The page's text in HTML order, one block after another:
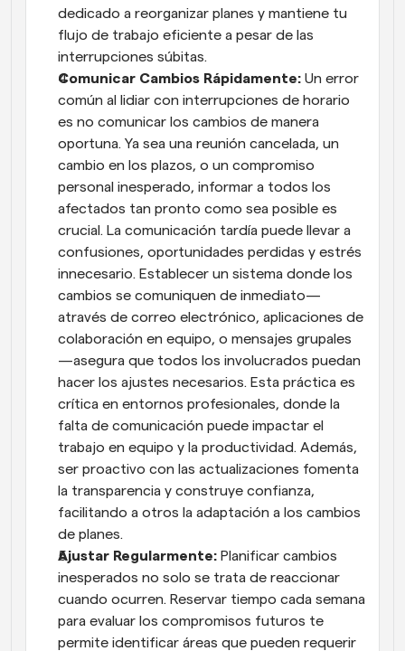
dedicado a reorganizar planes y mantiene tu
flujo de trabajo eficiente a pesar de las
interrupciones súbitas.
Comunicar Cambios Rápidamente: Un error
común al lidiar con interrupciones de horario
es no comunicar los cambios de manera
oportuna. Ya sea una reunión cancelada, un
cambio en los plazos, o un compromiso
personal inesperado, informar a todos los
afectados tan pronto como sea posible es
crucial. La comunicación tardía puede llevar a
confusiones, oportunidades perdidas y estrés
innecesario. Establecer un sistema donde los
cambios se comuniquen de inmediato—
através de correo electrónico, aplicaciones de
colaboración en equipo, o mensajes grupales
—asegura que todos los involucrados puedan
hacer los ajustes necesarios. Esta práctica es
crítica en entornos profesionales, donde la
falta de comunicación puede impactar el
trabajo en equipo y la productividad. Además,
ser proactivo con las actualizaciones fomenta
la transparencia y construye confianza,
facilitando a otros la adaptación a los cambios
de planes.
Ajustar Regularmente: Planificar cambios
inesperados no solo se trata de reaccionar
cuando ocurren. Reservar tiempo cada semana
para evaluar los compromisos futuros te
permite identificar áreas que pueden requerir